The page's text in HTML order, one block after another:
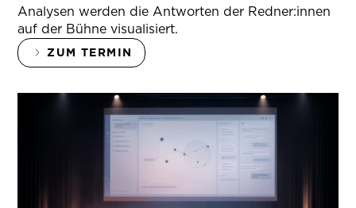
Analysen werden die Antworten der Redner:innen
auf der Bühne visualisiert.
ZUM TERMIN